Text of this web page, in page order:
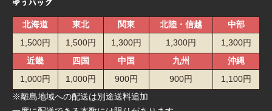
北海道 東北 関東 北陸・信越
中部
1,500円
1,500円 1,300円 1,300円
1,300円
近畿
四国 中国 九州
沖縄
1,000円
1,000円 900円 900円
1,100円
※離島地域への配送は別途送料追加